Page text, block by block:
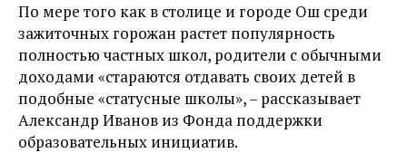
По мере того как в столице и городе Ош среди
зажиточных горожан растет популярность
полностью частных школ, родители с обычными
доходами «стараются отдавать своих детей в
подобные «статусные школы», – рассказывает
Александр Иванов из Фонда поддержки
образовательных инициатив.